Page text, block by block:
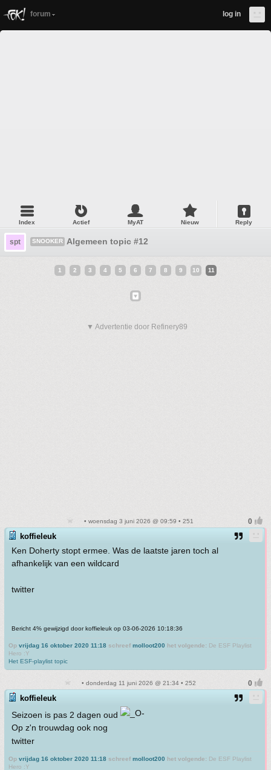
forum log in
Index Actief MyAT Nieuw Reply
spt SNOOKER Algemeen topic #12
1 2 3 4 5 6 7 8 9 10 11
▼ Advertentie door Refinery89
• woensdag 3 juni 2026 @ 09:59 • 251
koffieleuk
Ken Doherty stopt ermee. Was de laatste jaren toch al
afhankelijk van een wildcard
twitter
Bericht 4% gewijzigd door koffieleuk op 03-06-2026 10:18:36
Op vrijdag 16 oktober 2020 11:18 schreef molloot200 het volgende: De ESF Playlist
Hero :Y
Het ESF-playlist topic
• donderdag 11 juni 2026 @ 21:34 • 252
koffieleuk
Seizoen is pas 2 dagen oud
Op z'n trouwdag ook nog
twitter
Op vrijdag 16 oktober 2020 11:18 schreef molloot200 het volgende: De ESF Playlist
Hero :Y